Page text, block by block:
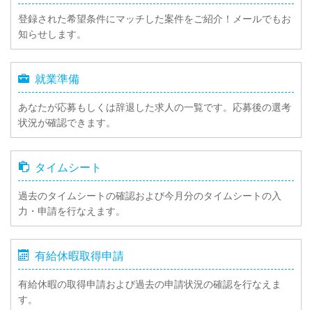
登録された希望条件にマッチした案件をご紹介！メールでもお
知らせします。
就業準備
あなたが応募もしくは辞退した求人の一覧です。応募後の選考
状況が確認できます。
タイムシート
過去のタイムシートの確認および今月分のタイムシートの入
力・申請を行なえます。
有給休暇取得申請
有給休暇の取得申請および過去の申請状況の確認を行なえま
す。